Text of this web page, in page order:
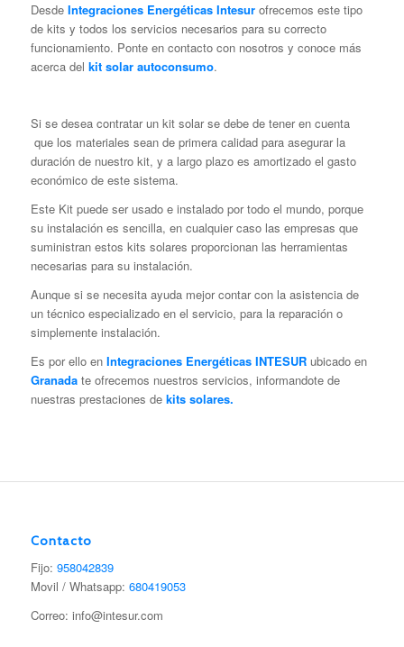
Desde Integraciones Energéticas Intesurofrecemos este tipo
de kits y todos los servicios necesarios para su correcto
funcionamiento. Ponte en contacto con nosotros y conoce más
acerca del kit solar autoconsumo.
Si se desea contratar un kit solar se debe de tener en cuenta
que los materiales sean de primera calidad para asegurar la
duración de nuestro kit, y a largo plazo es amortizado el gasto
económico de este sistema.
Este Kit puede ser usado e instalado por todo el mundo, porque
su instalación es sencilla, en cualquier caso las empresas que
suministran estos kits solares proporcionan las herramientas
necesarias para su instalación.
Aunque si se necesita ayuda mejor contar con la asistencia de
un técnico especializado en el servicio, para la reparación o
simplemente instalación.
Es por ello en Integraciones Energéticas INTESURubicado en
Granadate ofrecemos nuestros servicios, informandote de
nuestras prestaciones dekits solares.
Contacto
Fijo: 958042839
Movil / Whatsapp: 680419053
Correo: info@intesur.com